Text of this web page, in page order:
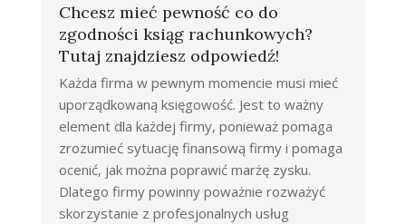
Chcesz mieć pewność co do
zgodności ksiąg rachunkowych?
Tutaj znajdziesz odpowiedź!
Każda firma w pewnym momencie musi mieć
uporządkowaną księgowość. Jest to ważny
element dla każdej firmy, ponieważ pomaga
zrozumieć sytuację finansową firmy i pomaga
ocenić, jak można poprawić marżę zysku.
Dlatego firmy powinny poważnie rozważyć
skorzystanie z profesjonalnych usług